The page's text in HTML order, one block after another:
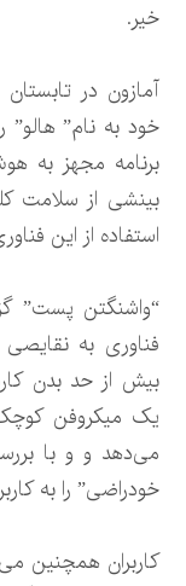
خیر.
آمازون در
خود به نام”
برنامه مجهز به
بینشی از سلامت
استفاده از این
“واشنگتن پست”
فناوری به
بیش از حد بدن
یک میکروفن
می‌دهد و و با
خودراضی” را به
کاربران همچنین